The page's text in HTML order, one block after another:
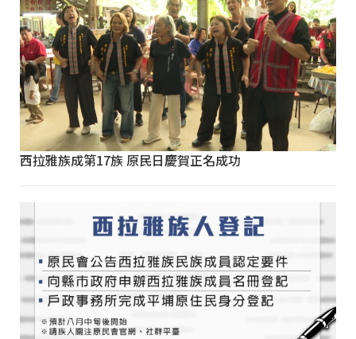
西拉雅族成第17族 原民日慶賀正名成功